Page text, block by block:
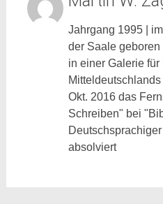
Jahrgang 1995 |
der Saale
in einer Galerie
Okt. 2016 das
Schreiben" bei
absolviert